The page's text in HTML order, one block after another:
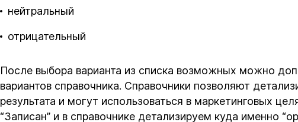
нейтральный
отрицательный
После выбора варианта из списка возможных можно
вариантов справочника. Справочники позволяют
результата и могут использоваться в маркетинговых
“Записан” и в справочнике детализируем куда именно